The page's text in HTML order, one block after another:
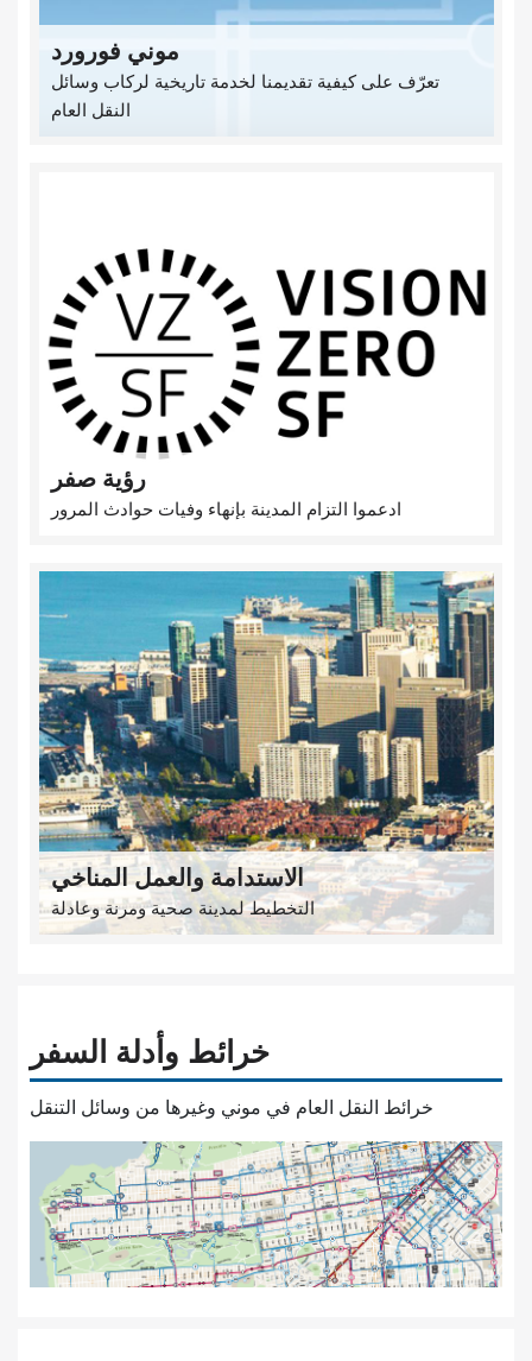
موني فورورد
تعرّف على كيفية تقديمنا لخدمة تاريخية لركاب وسائل
النقل العام
رؤية صفر
ادعموا التزام المدينة بإنهاء وفيات حوادث المرور
الاستدامة والعمل المناخي
التخطيط لمدينة صحية ومرنة وعادلة
خرائط وأدلة السفر
خرائط النقل العام في موني وغيرها من وسائل التنقل